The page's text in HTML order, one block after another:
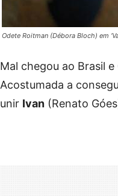
Odete Roitman (Débora Bloch) em
Mal chegou ao Brasil e
Acostumada a
unir Ivan (Renato